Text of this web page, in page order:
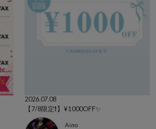
2026.07.08
【7/8限定❗️】¥1000OFF✨
Aino